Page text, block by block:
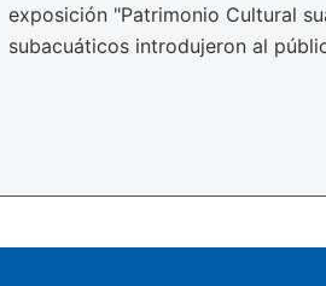
exposición "Patrimonio Cultural
subacuáticos introdujeron al